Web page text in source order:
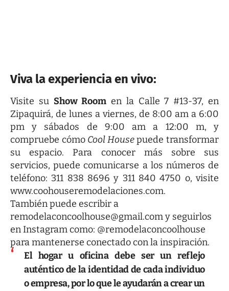
Viva la experiencia en vivo:
Visite su Show Room en la Calle 7 #13-37, en
Zipaquirá, de lunes a viernes, de 8:00 am a 6:00
pm y sábados de 9:00 am a 12:00 m, y
compruebe cómo Cool Housepuede transformar
su espacio. Para conocer más sobre sus
servicios, puede comunicarse a los números de
teléfono: 311 838 8696 y 311 840 4750 o, visite
www.coohouseremodelaciones.com.
También puede escribir a
remodelaconcoolhouse@gmail.comy seguirlos
en Instagram como: @remodelaconcoolhouse
para mantenerse conectado con la inspiración.
El hogar u oficina debe ser un reflejo
auténtico de la identidad de cada individuo
o empresa, por lo que le ayudarán a crear un